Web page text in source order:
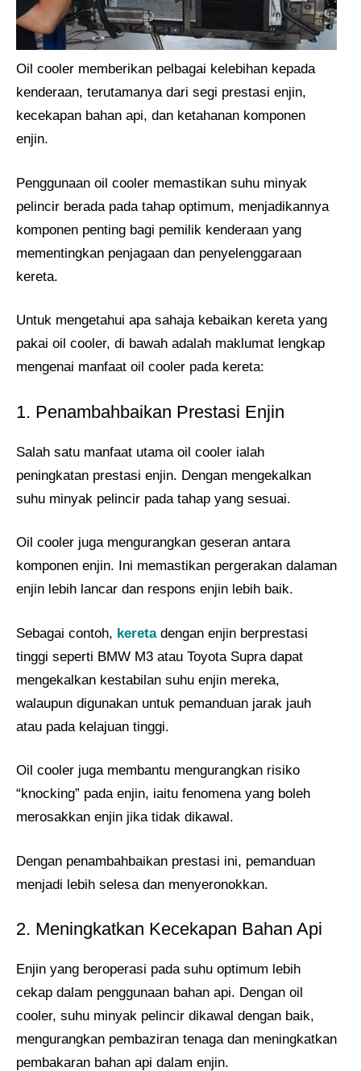
Oil cooler memberikan pelbagai kelebihan kepada
kenderaan, terutamanya dari segi prestasi enjin,
kecekapan bahan api, dan ketahanan komponen
enjin.
Penggunaan oil cooler memastikan suhu minyak
pelincir berada pada tahap optimum, menjadikannya
komponen penting bagi pemilik kenderaan yang
mementingkan penjagaan dan penyelenggaraan
kereta.
Untuk mengetahui apa sahaja kebaikan kereta yang
pakai oil cooler, di bawah adalah maklumat lengkap
mengenai manfaat oil cooler pada kereta:
1. Penambahbaikan Prestasi Enjin
Salah satu manfaat utama oil cooler ialah
peningkatan prestasi enjin. Dengan mengekalkan
suhu minyak pelincir pada tahap yang sesuai.
Oil cooler juga mengurangkan geseran antara
komponen enjin. Ini memastikan pergerakan dalaman
enjin lebih lancar dan respons enjin lebih baik.
Sebagai contoh, keretadengan enjin berprestasi
tinggi seperti BMW M3 atau Toyota Supra dapat
mengekalkan kestabilan suhu enjin mereka,
walaupun digunakan untuk pemanduan jarak jauh
atau pada kelajuan tinggi.
Oil cooler juga membantu mengurangkan risiko
“knocking” pada enjin, iaitu fenomena yang boleh
merosakkan enjin jika tidak dikawal.
Dengan penambahbaikan prestasi ini, pemanduan
menjadi lebih selesa dan menyeronokkan.
2. Meningkatkan Kecekapan Bahan Api
Enjin yang beroperasi pada suhu optimum lebih
cekap dalam penggunaan bahan api. Dengan oil
cooler, suhu minyak pelincir dikawal dengan baik,
mengurangkan pembaziran tenaga dan meningkatkan
pembakaran bahan api dalam enjin.